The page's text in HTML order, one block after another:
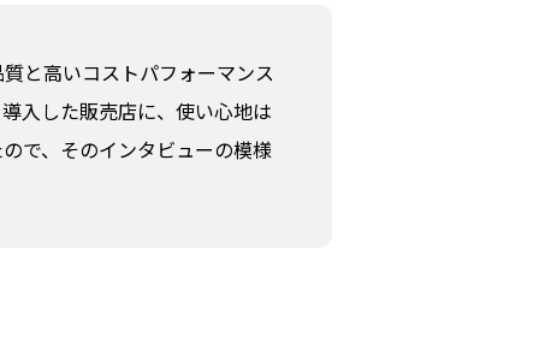
と高いコストパフォーマンス
入した販売店に、使い心地は
で、そのインタビューの模様